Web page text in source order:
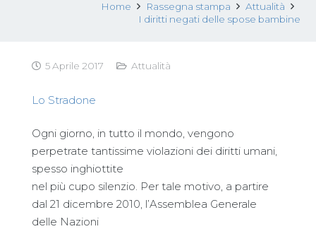
Home Rassegna stampa
Attualità
I diritti negati delle spose bambine
5 Aprile 2017 Attualità
Lo Stradone
Ogni giorno, in tutto il mondo, vengono
perpetrate tantissime violazioni dei diritti umani,
spesso inghiottite
nel più cupo silenzio. Per tale motivo, a partire
dal 21 dicembre 2010, l’Assemblea Generale
delle Nazioni